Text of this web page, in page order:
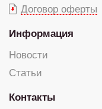
Договор оферты
Информация
Новости
Статьи
Контакты